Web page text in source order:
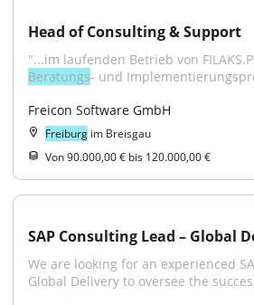
Head of Consulting & Support
Beratungs- und
Freicon Software GmbH
Freiburg im Breisgau
Von 90.000,00 € bis 120.000,00 €
SAP Consulting Lead – Global
We are looking for an experienced
Global Delivery to oversee the